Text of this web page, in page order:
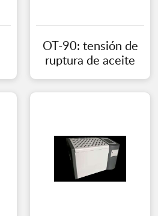
OT-90: tensión de
ruptura de aceite